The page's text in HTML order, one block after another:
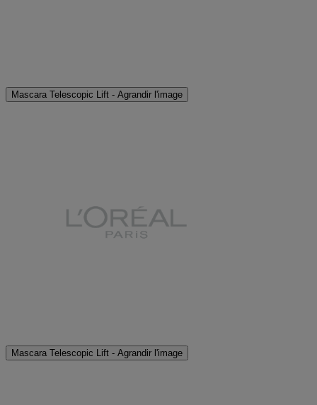
Mascara Telescopic Lift - Agrandir l'image
Mascara Telescopic Lift - Agrandir l'image